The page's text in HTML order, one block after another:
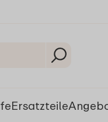
Ersatzteile